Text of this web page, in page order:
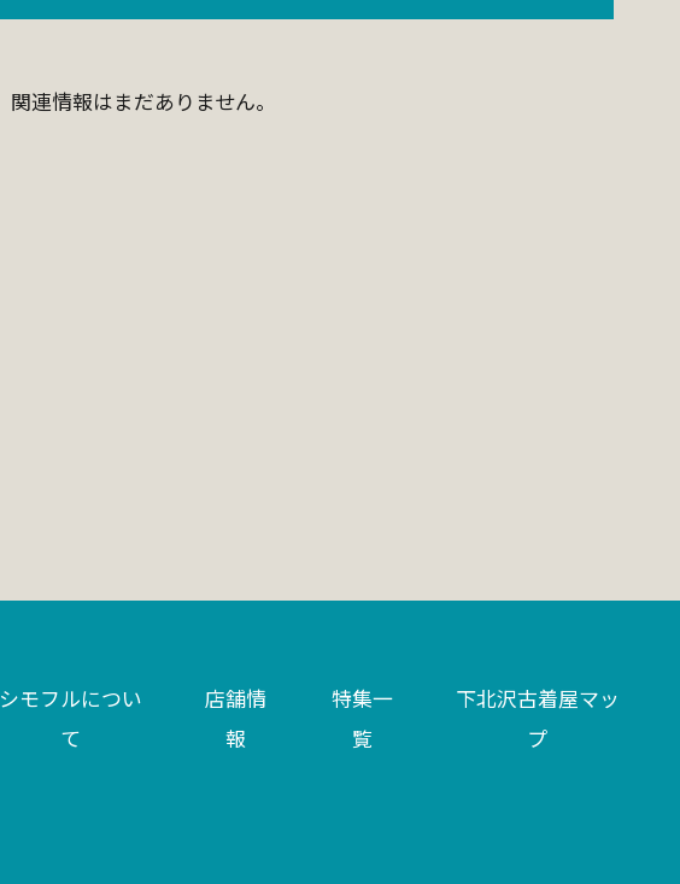
関連情報はまだありません。
シモフルについ
て
店舗情
報
特集一
覧
下北沢古着屋マッ
プ